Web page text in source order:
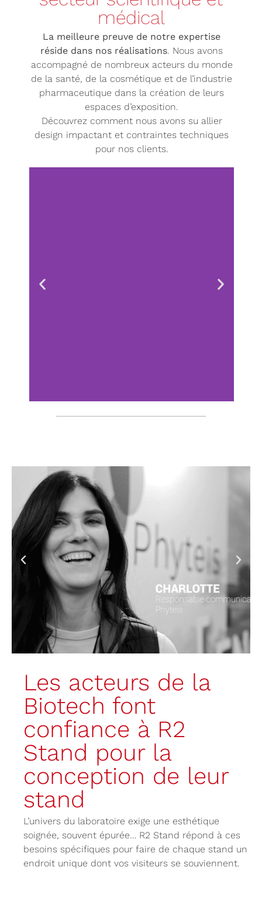
médical
La meilleure preuve de notre expertise
réside dans nos réalisations. Nous avons
accompagné de nombreux acteurs du monde
de la santé, de la cosmétique et de l’industrie
pharmaceutique dans la création de leurs
espaces d’exposition.
Découvrez comment nous avons su allier
design impactant et contraintes techniques
pour nos clients.
Découvrir le stand
sur-mesure
Les acteurs de la
Biotech font
confiance à R2
Stand pour la
conception de leur
stand
L’univers du laboratoire exige une esthétique
soignée, souvent épurée… R2 Stand répond à ces
besoins spécifiques pour faire de chaque stand un
endroit unique dont vos visiteurs se souviennent.